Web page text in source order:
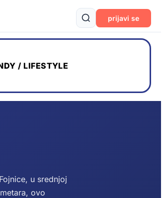
prijavi se
/ LIFESTYLE
u srednjoj
ovo